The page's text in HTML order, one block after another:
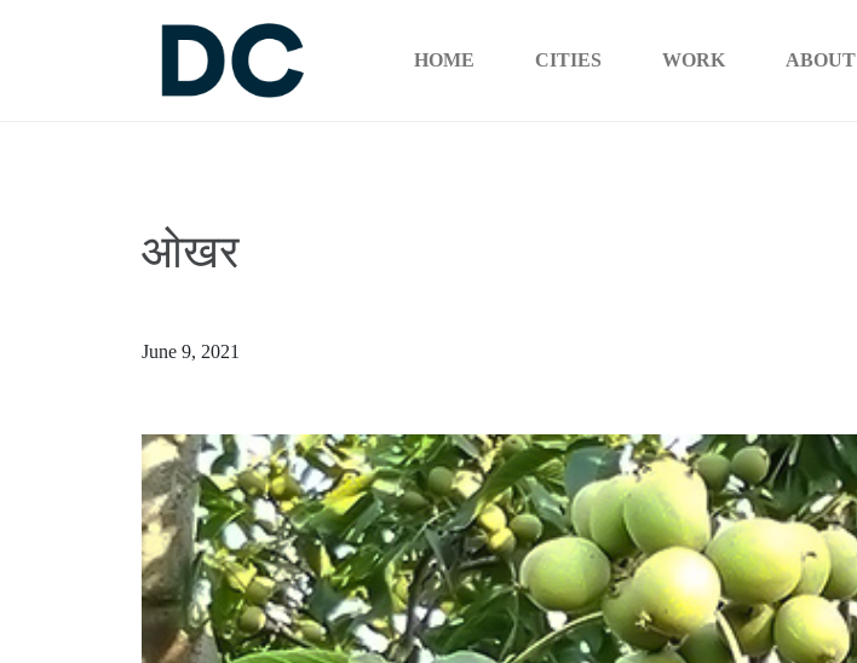
HOME CITIES WORK
ओखर
June 9, 2021